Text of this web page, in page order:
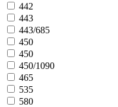
442
443
443/685
450
450
450/1090
465
535
580